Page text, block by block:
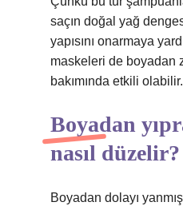
saçın doğal yağ
yapısını onarmaya
maskeleri de boyadan
bakımında etkili olabilir.
Boyadan
nasıl düzelir?
Boyadan dolayı